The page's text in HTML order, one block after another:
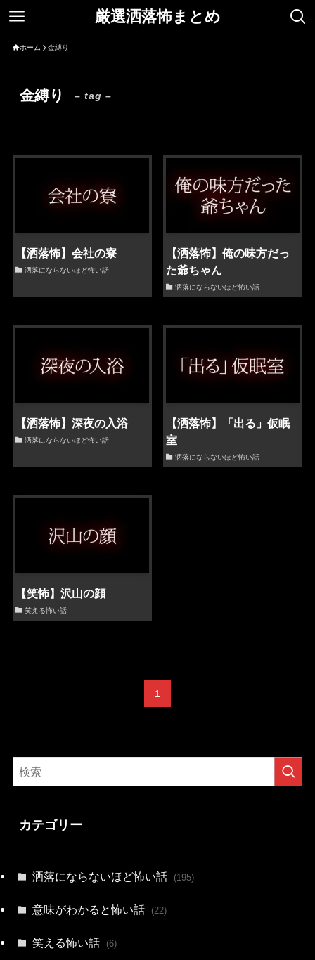
厳選洒落怖まとめ
ホーム 金縛り
金縛り – tag –
【洒落怖】会社の寮
洒落にならないほど怖い話
【洒落怖】俺の味方だっ
た爺ちゃん
洒落にならないほど怖い話
【洒落怖】深夜の入浴
洒落にならないほど怖い話
【洒落怖】「出る」仮眠
室
洒落にならないほど怖い話
【笑怖】沢山の顔
笑える怖い話
1
カテゴリー
洒落にならないほど怖い話 (195)
意味がわかると怖い話 (22)
笑える怖い話 (6)